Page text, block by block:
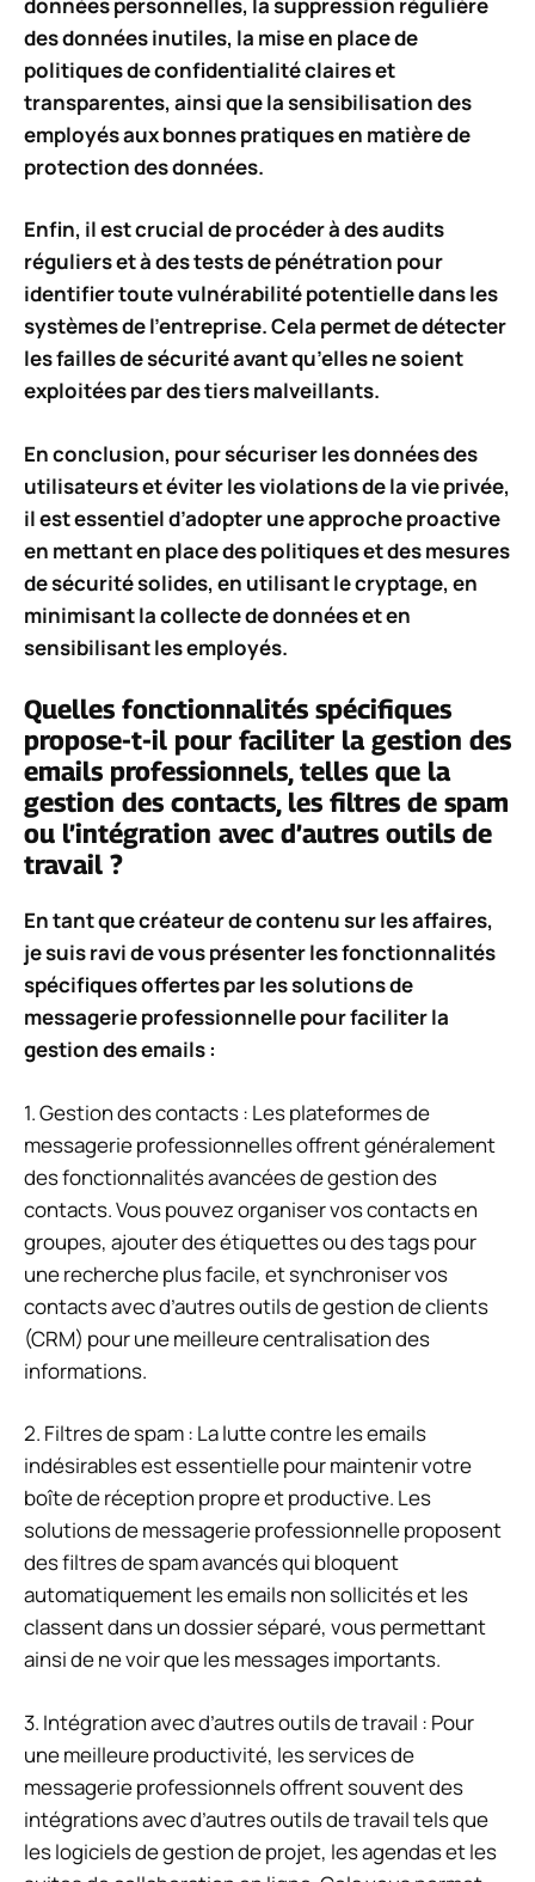
des données inutiles, la mise en place de
politiques de confidentialité claires et
transparentes, ainsi que la sensibilisation des
employés aux bonnes pratiques en matière de
protection des données.
Enfin, il est crucial de procéder à des audits
réguliers et à des tests de pénétration pour
identifier toute vulnérabilité potentielle dans les
systèmes de l’entreprise. Cela permet de détecter
les failles de sécurité avant qu’elles ne soient
exploitées par des tiers malveillants.
En conclusion, pour sécuriser les données des
utilisateurs et éviter les violations de la vie privée,
il est essentiel d’adopter une approche proactive
en mettant en place des politiques et des mesures
de sécurité solides, en utilisant le cryptage, en
minimisant la collecte de données et en
sensibilisant les employés.
Quelles fonctionnalités spécifiques
propose-t-il pour faciliter la gestion des
emails professionnels, telles que la
gestion des contacts, les filtres de spam
ou l’intégration avec d’autres outils de
travail ?
En tant que créateur de contenu sur les affaires,
je suis ravi de vous présenter les fonctionnalités
spécifiques offertes par les solutions de
messagerie professionnelle pour faciliter la
gestion des emails :
1. Gestion des contacts : Les plateformes de
messagerie professionnelles offrent généralement
des fonctionnalités avancées de gestion des
contacts. Vous pouvez organiser vos contacts en
groupes, ajouter des étiquettes ou des tags pour
une recherche plus facile, et synchroniser vos
contacts avec d’autres outils de gestion de clients
(CRM) pour une meilleure centralisation des
informations.
2. Filtres de spam : La lutte contre les emails
indésirables est essentielle pour maintenir votre
boîte de réception propre et productive. Les
solutions de messagerie professionnelle proposent
des filtres de spam avancés qui bloquent
automatiquement les emails non sollicités et les
classent dans un dossier séparé, vous permettant
ainsi de ne voir que les messages importants.
3. Intégration avec d’autres outils de travail : Pour
une meilleure productivité, les services de
messagerie professionnels offrent souvent des
intégrations avec d’autres outils de travail tels que
les logiciels de gestion de projet, les agendas et les